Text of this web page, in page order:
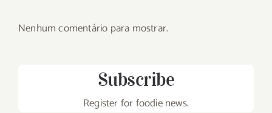
Nenhum comentário para mostrar.
Subscribe
Register for foodie news.